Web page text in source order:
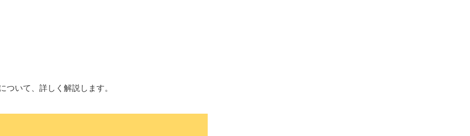
ついて、詳しく解説します。